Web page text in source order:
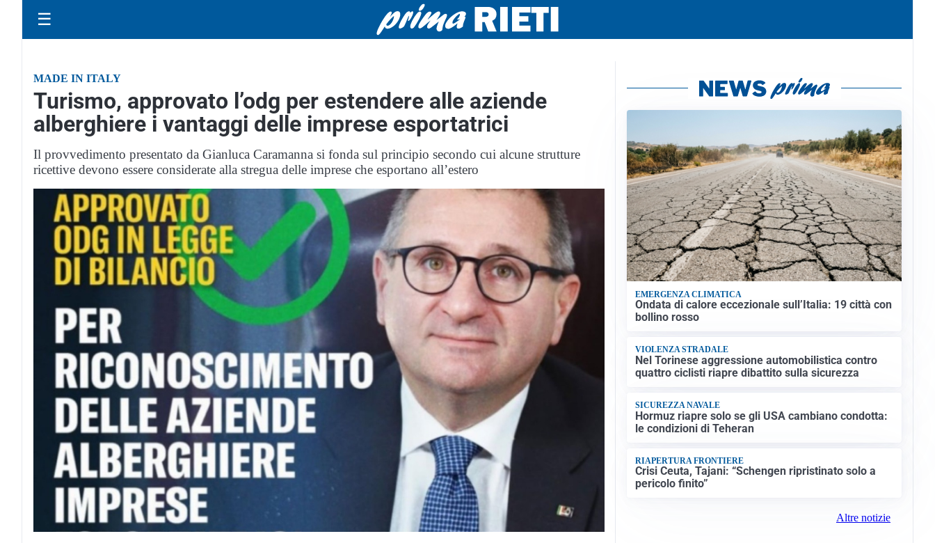
☰
MADE IN ITALY
Turismo, approvato l’odg per estendere alle aziende
alberghiere i vantaggi delle imprese esportatrici
Il provvedimento presentato da Gianluca Caramanna si fonda sul principio secondo cui alcune strutture
ricettive devono essere considerate alla stregua delle imprese che esportano all’estero
EMERGENZA CLIMATICA
Ondata di calore eccezionale sull’Italia: 19 città con
bollino rosso
VIOLENZA STRADALE
Nel Torinese aggressione automobilistica contro
quattro ciclisti riapre dibattito sulla sicurezza
SICUREZZA NAVALE
Hormuz riapre solo se gli USA cambiano condotta:
le condizioni di Teheran
RIAPERTURA FRONTIERE
Crisi Ceuta, Tajani: “Schengen ripristinato solo a
pericolo finito”
Altre notizie